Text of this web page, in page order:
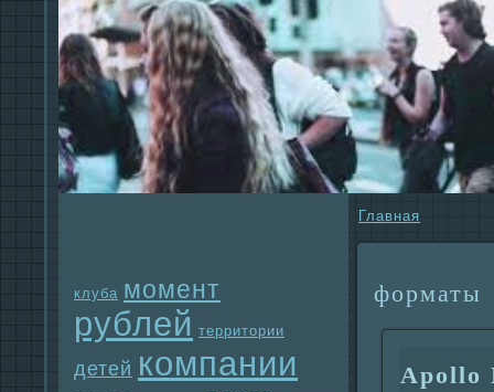
клуба момент
рублей территории
детей компании
Главнaя
форматы
Apollo